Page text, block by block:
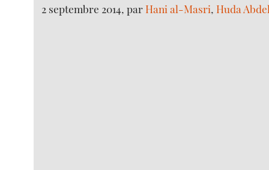
2 septembre 2014, parHani al-Masri,Huda